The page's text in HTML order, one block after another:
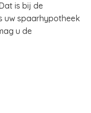
is bij de
uw spaarhypotheek
u de